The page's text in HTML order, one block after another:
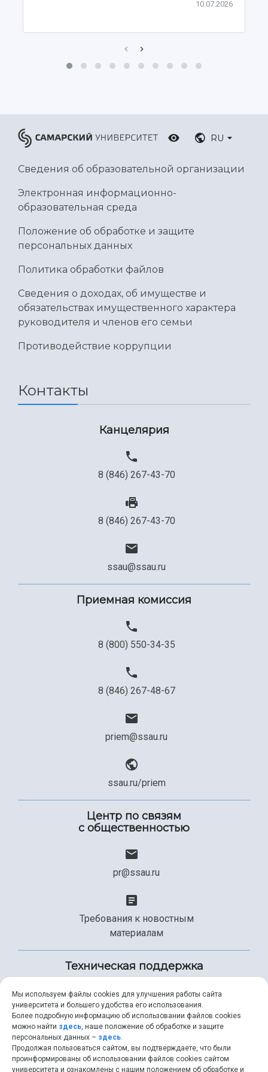
Международный межвузовский кампус
10.07.2026
RU
Сведения об образовательной организации
Электронная информационно-
образовательная среда
Положение об обработке и защите
персональных данных
Политика обработки файлов
Сведения о доходах, об имуществе и
обязательствах имущественного характера
руководителя и членов его семьи
Противодействие коррупции
Контакты
Канцелярия
8 (846) 267-43-70
8 (846) 267-43-70
ssau@ssau.ru
Приемная комиссия
8 (800) 550-34-35
8 (846) 267-48-67
priem@ssau.ru
ssau.ru/priem
Центр по связям
с общественностью
pr@ssau.ru
Требования к новостным
материалам
Техническая поддержка
+7 (846) 267-49-99
help@ssau.ru
Мы используем файлы cookies для улучшения работы сайта
университета и большего удобства его использования.
Более подробную информацию об использовании файлов cookies
можно найти здесь, наше положение об обработке и защите
персональных данных – здесь.
Продолжая пользоваться сайтом, вы подтверждаете, что были
проинформированы об использовании файлов cookies сайтом
университета и ознакомлены с нашим положением об обработке и